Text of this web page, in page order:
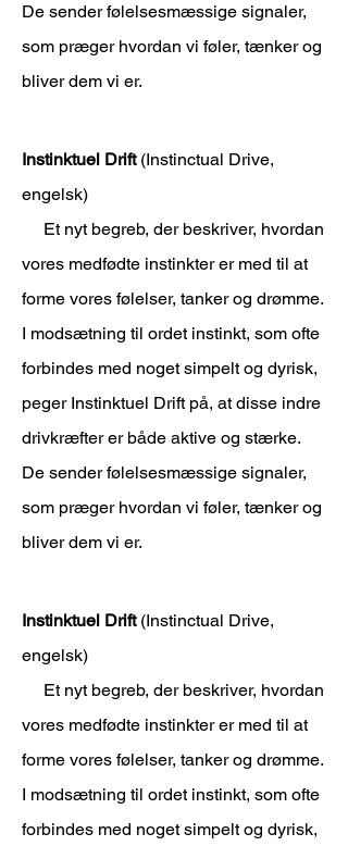
De sender følelsesmæssige signaler,
som præger hvordan vi føler, tænker og
bliver dem vi er.
Instinktuel Drift (Instinctual Drive,
engelsk)
Et nyt begreb, der beskriver, hvordan
vores medfødte instinkter er med til at
forme vores følelser, tanker og drømme.
I modsætning til ordet instinkt, som ofte
forbindes med noget simpelt og dyrisk,
peger Instinktuel Drift på, at disse indre
drivkræfter er både aktive og stærke.
De sender følelsesmæssige signaler,
som præger hvordan vi føler, tænker og
bliver dem vi er.
Instinktuel Drift (Instinctual Drive,
engelsk)
Et nyt begreb, der beskriver, hvordan
vores medfødte instinkter er med til at
forme vores følelser, tanker og drømme.
I modsætning til ordet instinkt, som ofte
forbindes med noget simpelt og dyrisk,